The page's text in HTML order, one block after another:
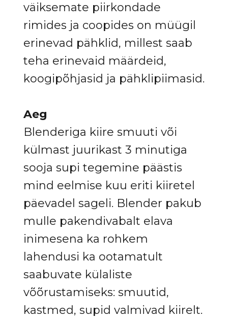
väiksemate piirkondade
rimides ja coopides on müügil
erinevad pähklid, millest saab
teha erinevaid määrdeid,
koogipõhjasid ja pähklipiimasid.
Aeg
Blenderiga kiire smuuti või
külmast juurikast 3 minutiga
sooja supi tegemine päästis
mind eelmise kuu eriti kiiretel
päevadel sageli. Blender pakub
mulle pakendivabalt elava
inimesena ka rohkem
lahendusi ka ootamatult
saabuvate külaliste
võõrustamiseks: smuutid,
kastmed, supid valmivad kiirelt.